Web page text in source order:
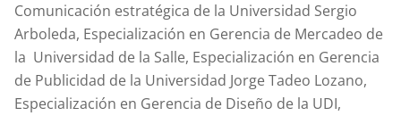
Comunicación estratégica de la Universidad Sergio
Arboleda, Especialización en Gerencia de Mercadeo de
la Universidad de la Salle, Especialización en Gerencia
de Publicidad de la Universidad Jorge Tadeo Lozano,
Especialización en Gerencia de Diseño de la UDI,